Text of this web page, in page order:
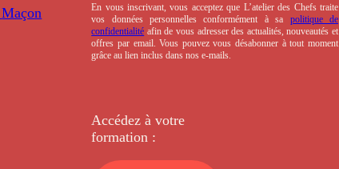
Maçon
En vous inscrivant, vous acceptez que L’atelier des Chefs traite
vos données personnelles conformément à sa politique de
confidentialité afin de vous adresser des actualités, nouveautés et
offres par email. Vous pouvez vous désabonner à tout moment
grâce au lien inclus dans nos e-mails.
Accédez à votre
formation :